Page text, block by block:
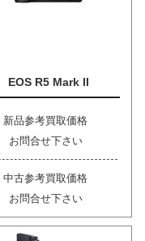
EOS R5 Mark II
新品参考買取価格
お問合せ下さい
中古参考買取価格
お問合せ下さい